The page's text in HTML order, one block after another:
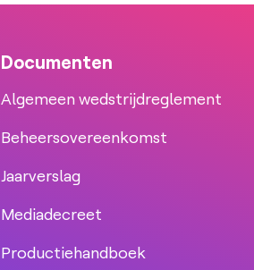
Documenten
Algemeen wedstrijdreglement
Beheersovereenkomst
Jaarverslag
Mediadecreet
Productiehandboek